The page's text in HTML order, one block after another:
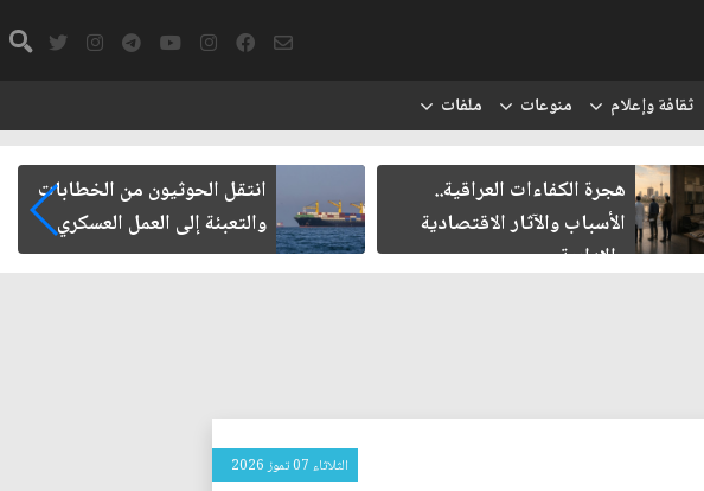
ثقافة وإعلام منوعات ملفات
هجرة الكفاءات العراقية..
الأسباب والآثار الاقتصادية
والإدارية
انتقل الحوثيون من الخطابات
والتعبئة إلى العمل العسكري
الثلاثاء 07 تموز 2026